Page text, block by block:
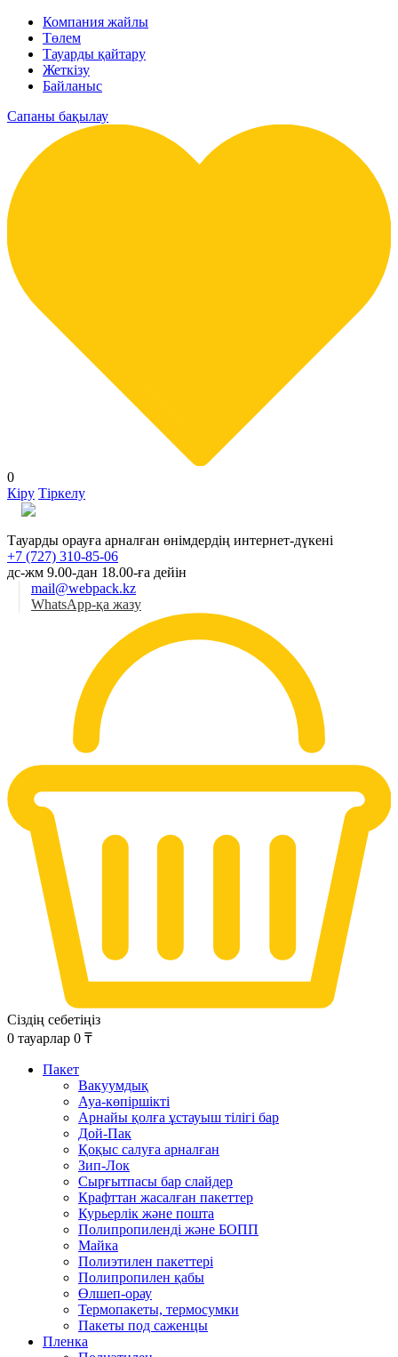
Компания жайлы
Төлем
Тауарды қайтару
Жеткізу
Байланыс
Сапаны бақылау
0
Кіру Тіркелу
Тауарды орауға арналған өнімдердің интернет-дүкені
+7 (727) 310-85-06
дс-жм 9.00-дан 18.00-ға дейін
mail@webpack.kz
WhatsApp-қа жазу
Сіздің себетіңіз
0 тауарлар 0 ₸
Пакет
Вакуумдық
Ауа-көпіршікті
Арнайы қолға ұстауыш тілігі бар
Дой-Пак
Қоқыс салуға арналған
Зип-Лок
Сырғытпасы бар слайдер
Крафттан жасалған пакеттер
Курьерлік және пошта
Полипропиленді және БОПП
Майка
Полиэтилен пакеттері
Полипропилен қабы
Өлшеп-орау
Термопакеты, термосумки
Пакеты под саженцы
Пленка